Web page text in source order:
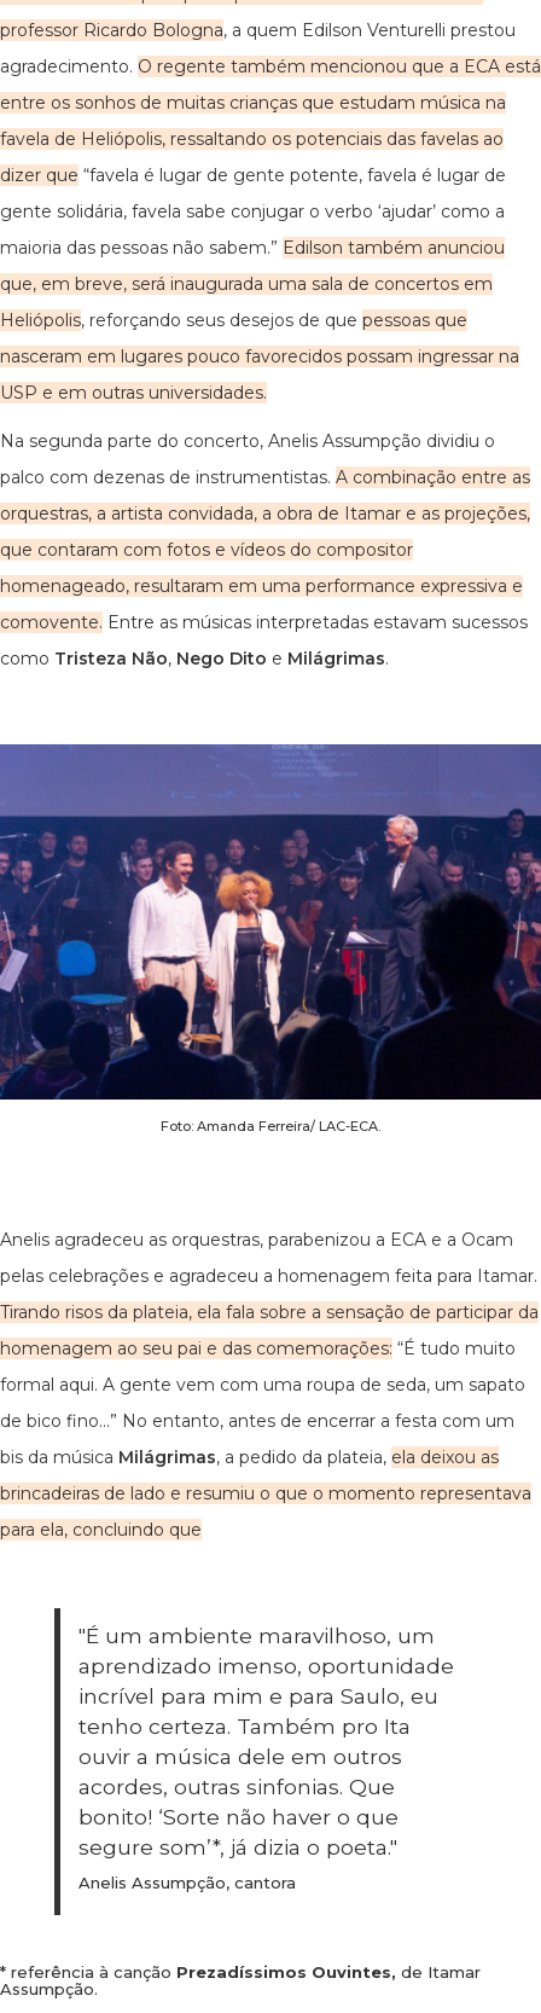
professor Ricardo Bologna, a quem Edilson Venturelli prestou
agradecimento. O regente também mencionou que a ECA está
entre os sonhos de muitas crianças que estudam música na
favela de Heliópolis, ressaltando os potenciais das favelas ao
dizer que “favela é lugar de gente potente, favela é lugar de
gente solidária, favela sabe conjugar o verbo ‘ajudar’ como a
maioria das pessoas não sabem.” Edilson também anunciou
que, em breve, será inaugurada uma sala de concertos em
Heliópolis, reforçando seus desejos de que pessoas que
nasceram em lugares pouco favorecidos possam ingressar na
USP e em outras universidades.
Na segunda parte do concerto, Anelis Assumpção dividiu o
palco com dezenas de instrumentistas. A combinação entre as
orquestras, a artista convidada, a obra de Itamar e as projeções,
que contaram com fotos e vídeos do compositor
homenageado, resultaram em uma performance expressiva e
comovente. Entre as músicas interpretadas estavam sucessos
como Tristeza Não, Nego Dito e Milágrimas.
Foto: Amanda Ferreira/ LAC-ECA.
Anelis agradeceu as orquestras, parabenizou a ECA e a Ocam
pelas celebrações e agradeceu a homenagem feita para Itamar.
Tirando risos da plateia, ela fala sobre a sensação de participar da
homenagem ao seu pai e das comemorações: “É tudo muito
formal aqui. A gente vem com uma roupa de seda, um sapato
de bico fino...” No entanto, antes de encerrar a festa com um
bis da música Milágrimas, a pedido da plateia, ela deixou as
brincadeiras de lado e resumiu o que o momento representava
para ela, concluindo que
"É um ambiente maravilhoso, um
aprendizado imenso, oportunidade
incrível para mim e para Saulo, eu
tenho certeza. Também pro Ita
ouvir a música dele em outros
acordes, outras sinfonias. Que
bonito! ‘Sorte não haver o que
segure som’*, já dizia o poeta."
Anelis Assumpção, cantora
* referência à canção Prezadíssimos Ouvintes, de Itamar
Assumpção.